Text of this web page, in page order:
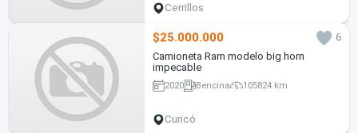
Cerrillos
$25.000.000
6
Camioneta Ram modelo big horn
impecable
2020 Bencina 105824 km
Curicó